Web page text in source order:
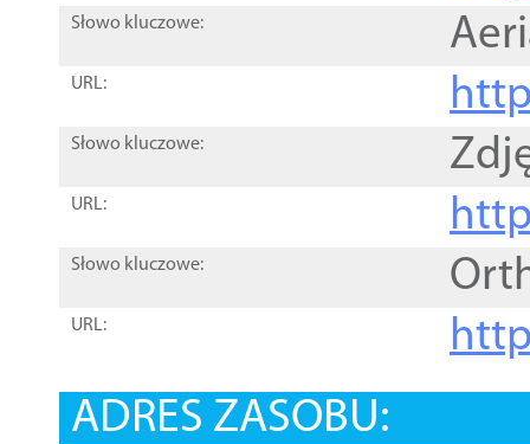
Słowo kluczowe:
URL:
Słowo kluczowe:
URL:
Słowo kluczowe:
URL:
ADRES ZASOBU: